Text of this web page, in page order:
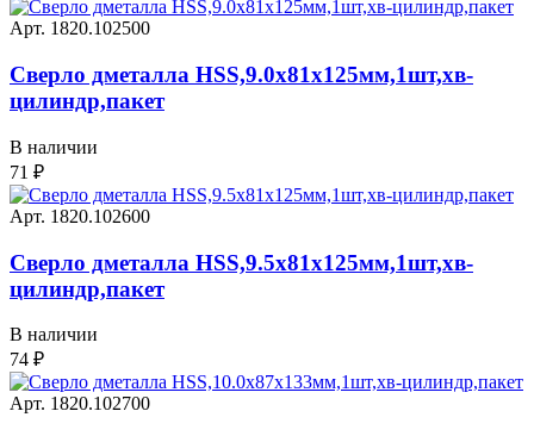
Арт. 1820.102500
Сверло дметалла HSS,9.0х81х125мм,1шт,хв-
цилиндр,пакет
В наличии
71 ₽
Арт. 1820.102600
Сверло дметалла HSS,9.5х81х125мм,1шт,хв-
цилиндр,пакет
В наличии
74 ₽
Арт. 1820.102700